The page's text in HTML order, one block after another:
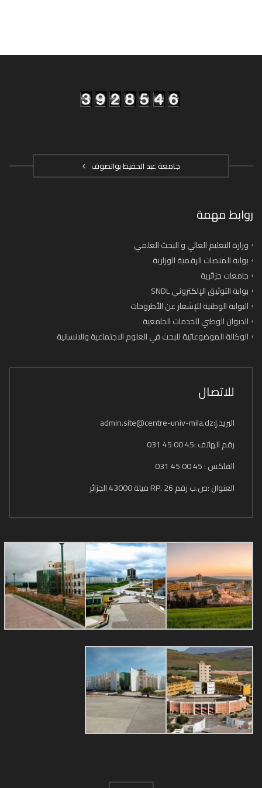
جامعة عبد الحفيظ بوالصوف
روابط مهمة
وزارة التعليم العالي و البحث العلمي
بوابة المنصات الرقمية الوزارية
جامعات جزائرية
بوابة التوثيق الإلكتروني SNDL
البوابة الوطنية للإشعار عن الأطروحات
الديوان الوطني للخدمات الجامعية
الوكالة الموضوعاتية للبحث في العلوم الاجتماعية والانسانية
للاتصال
البريد.إ:admin.site@centre-univ-mila.dz
رقم الهاتف :45 00 45 031
الفاكس : 45 00 45 031
العنوان :ص.ب رقم 26 .RP ميلة 43000 الجزائر